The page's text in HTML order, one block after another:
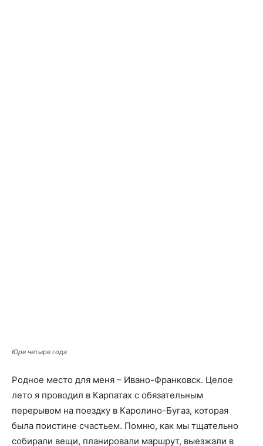
Юре четыре года
Родное место для меня – Ивано­-Франковск. Целое
лето я проводил в Карпатах с обязательным
перерывом на поездку в Каролино­-Бугаз, которая
была поистине счастьем. Помню, как мы тщательно
собирали вещи, планировали маршрут, выезжали в